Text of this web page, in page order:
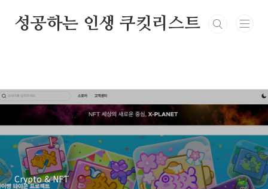
성공하는 인생 쿠킷리스트
Crypto & NFT